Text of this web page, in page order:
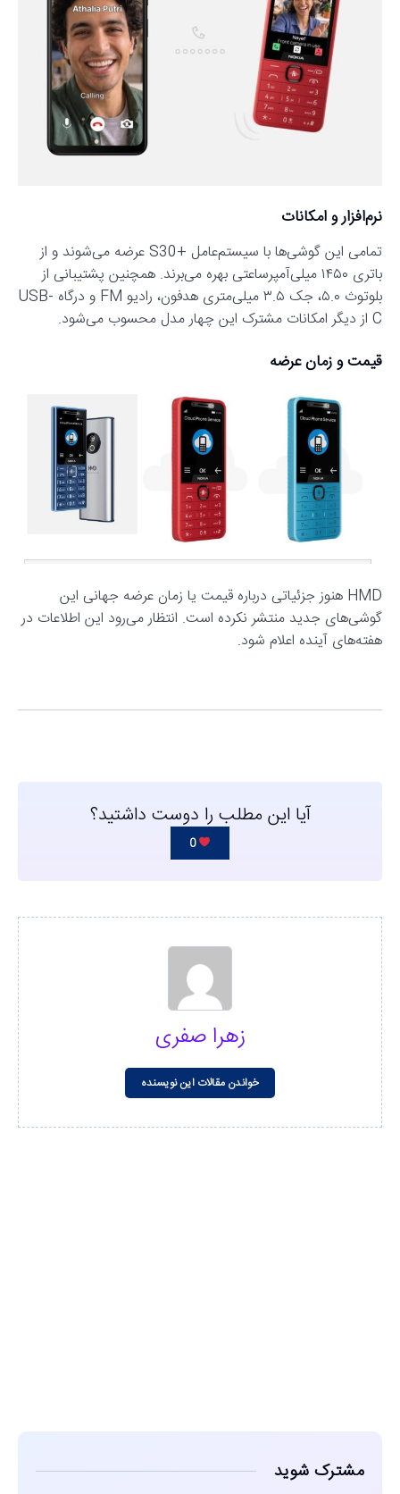
نرم‌افزار و امکانات
تمامی این گوشی‌ها با سیستم‌عامل +S30 عرضه می‌شوند و از
باتری ۱۴۵۰ میلی‌آمپرساعتی بهره می‌برند. همچنین پشتیبانی از
بلوتوث ۵.۰، جک ۳.۵ میلی‌متری هدفون، رادیو FM و درگاه USB-
C از دیگر امکانات مشترک این چهار مدل محسوب می‌شود.
قیمت و زمان عرضه
HMD هنوز جزئیاتی درباره قیمت یا زمان عرضه جهانی این
گوشی‌های جدید منتشر نکرده است. انتظار می‌رود این اطلاعات در
هفته‌های آینده اعلام شود.
آیا این مطلب را دوست داشتید؟
0
زهرا صفری
خواندن مقالات این نویسنده
مشترک شوید